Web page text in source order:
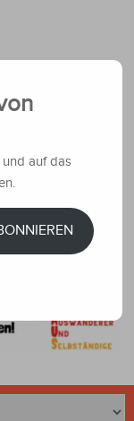
auf das